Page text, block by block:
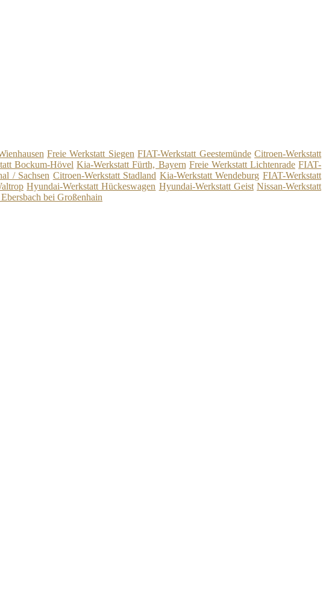
Freie Werkstatt Siegen FIAT-Werkstatt Geestemünde Citroen-Werkstatt
Bockum-Hövel Kia-Werkstatt Fürth, Bayern Freie Werkstatt Lichtenrade FIAT-
/ Sachsen Citroen-Werkstatt Stadland Kia-Werkstatt Wendeburg FIAT-Werkstatt
Hyundai-Werkstatt Hückeswagen Hyundai-Werkstatt Geist Nissan-Werkstatt
bei Großenhain